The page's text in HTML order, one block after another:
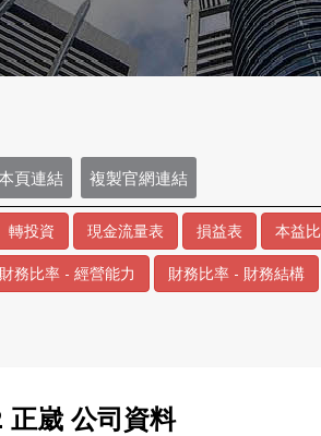
頁連結 複製官網連結
轉投資 現金流量表 損益表 本益比
財務比率 - 經營能力 財務比率 - 財務結構
崴 公司資料